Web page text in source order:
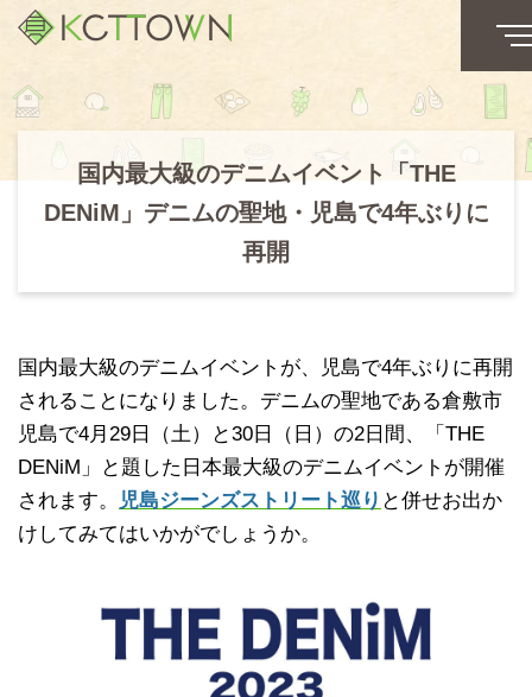
国内最大級のデニムイベント「THE
DENiM」デニムの聖地・児島で4年ぶりに
再開
国内最大級のデニムイベントが、児島で4年ぶりに再開
されることになりました。デニムの聖地である倉敷市
児島で4月29日（土）と30日（日）の2日間、「THE
DENiM」と題した日本最大級のデニムイベントが開催
されます。
児島ジーンズストリート巡り と併せお出か
けしてみてはいかがでしょうか。